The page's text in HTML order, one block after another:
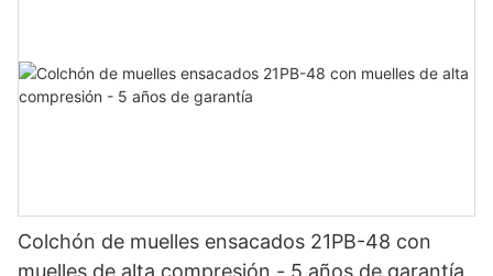
Colchón de muelles ensacados 21PB-48 con
muelles de alta compresión - 5 años de garantía